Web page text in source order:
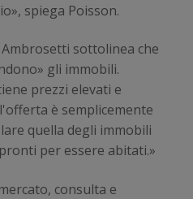
spiega Poisson.
sottolinea che
gli immobili.
prezzi elevati e
è semplicemente
quella degli immobili
per essere abitati.»
consulta e